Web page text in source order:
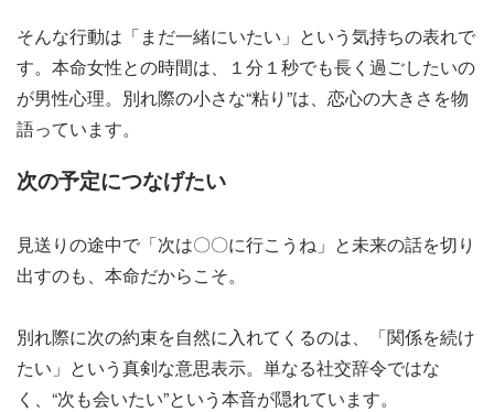
そんな行動は「まだ一緒にいたい」という気持ちの表れで
す。本命女性との時間は、１分１秒でも長く過ごしたいの
が男性心理。別れ際の小さな“粘り”は、恋心の大きさを物
語っています。
次の予定につなげたい
見送りの途中で「次は〇〇に行こうね」と未来の話を切り
出すのも、本命だからこそ。
別れ際に次の約束を自然に入れてくるのは、「関係を続け
たい」という真剣な意思表示。単なる社交辞令ではな
く、“次も会いたい”という本音が隠れています。